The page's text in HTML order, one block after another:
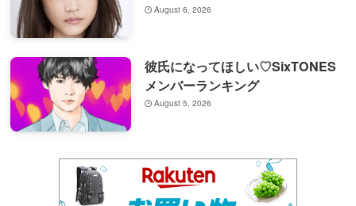
August 6, 2026
彼氏になってほしい♡SixTONES
メンバーランキング
August 5, 2026